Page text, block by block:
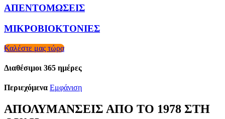
ΑΠΕΝΤΟΜΩΣΕΙΣ
ΜΙΚΡΟΒΙΟΚΤΟΝΙΕΣ
Καλέστε μας τώρα
Διαθέσιμοι 365 ημέρες
Περιεχόμενα Εμφάνιση
ΑΠΟΛΥΜΑΝΣΕΙΣ ΑΠΟ ΤΟ 1978 ΣΤΗ